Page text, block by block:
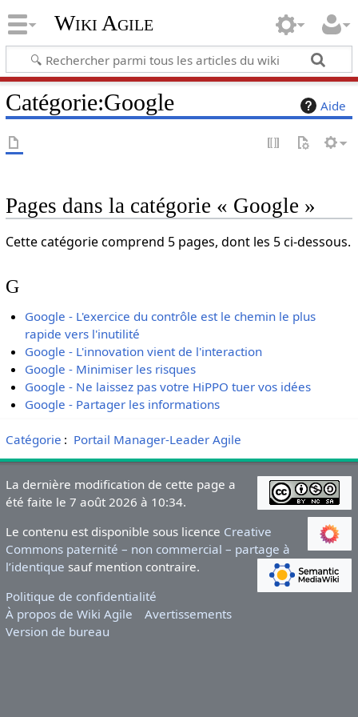
Wiki Agile
Aide
Catégorie:Google
Pages dans la catégorie « Google »
Cette catégorie comprend 5 pages, dont les 5 ci-dessous.
G
Google - L'exercice du contrôle est le chemin le plus
rapide vers l'inutilité
Google - L'innovation vient de l'interaction
Google - Minimiser les risques
Google - Ne laissez pas votre HiPPO tuer vos idées
Google - Partager les informations
Catégorie : Portail Manager-Leader Agile
La dernière modification de cette page a
été faite le 7 août 2026 à 10:34.
Le contenu est disponible sous licence Creative
Commons paternité – non commercial – partage à
l’identique sauf mention contraire.
Politique de confidentialité
À propos de Wiki Agile
Avertissements
Version de bureau